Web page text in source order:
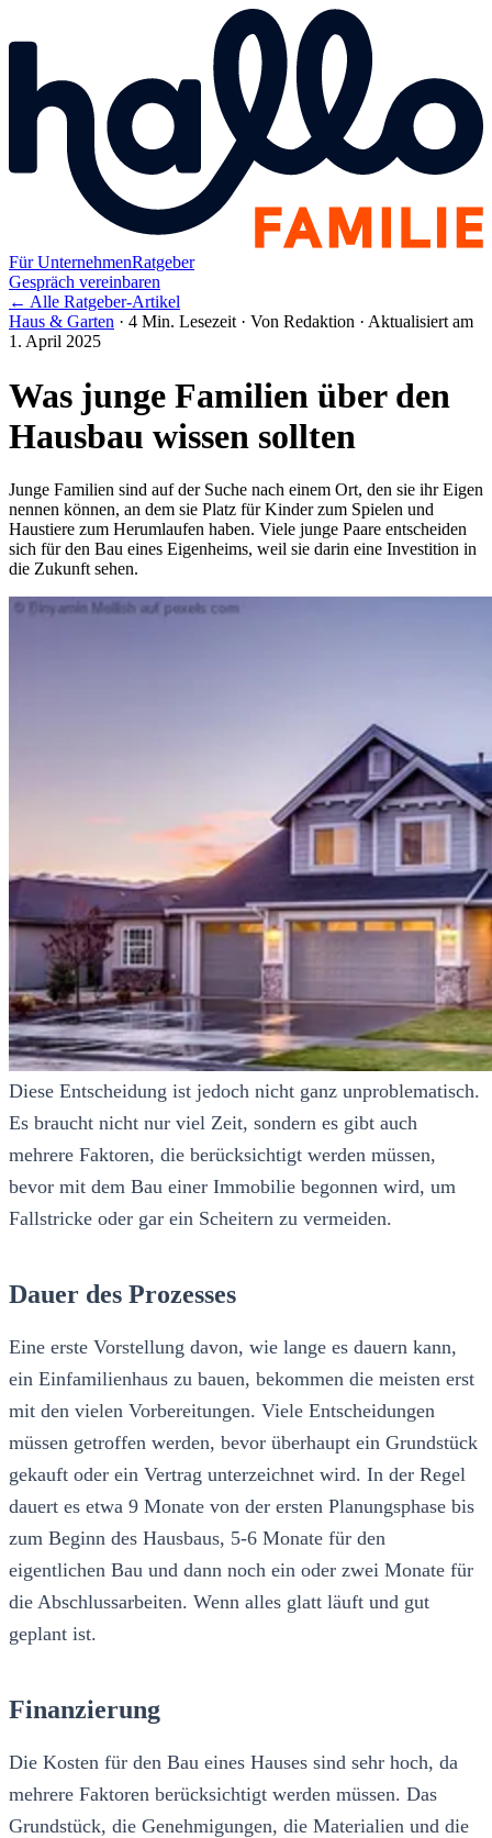
Für UnternehmenRatgeber
Gespräch vereinbaren
← Alle Ratgeber-Artikel
Haus & Garten · 4 Min. Lesezeit · Von Redaktion · Aktualisiert am
1. April 2025
Was junge Familien über den
Hausbau wissen sollten
Junge Familien sind auf der Suche nach einem Ort, den sie ihr Eigen
nennen können, an dem sie Platz für Kinder zum Spielen und
Haustiere zum Herumlaufen haben. Viele junge Paare entscheiden
sich für den Bau eines Eigenheims, weil sie darin eine Investition in
die Zukunft sehen.
Diese Entscheidung ist jedoch nicht ganz unproblematisch.
Es braucht nicht nur viel Zeit, sondern es gibt auch
mehrere Faktoren, die berücksichtigt werden müssen,
bevor mit dem Bau einer Immobilie begonnen wird, um
Fallstricke oder gar ein Scheitern zu vermeiden.
Dauer des Prozesses
Eine erste Vorstellung davon, wie lange es dauern kann,
ein Einfamilienhaus zu bauen, bekommen die meisten erst
mit den vielen Vorbereitungen. Viele Entscheidungen
müssen getroffen werden, bevor überhaupt ein Grundstück
gekauft oder ein Vertrag unterzeichnet wird. In der Regel
dauert es etwa 9 Monate von der ersten Planungsphase bis
zum Beginn des Hausbaus, 5-6 Monate für den
eigentlichen Bau und dann noch ein oder zwei Monate für
die Abschlussarbeiten. Wenn alles glatt läuft und gut
geplant ist.
Finanzierung
Die Kosten für den Bau eines Hauses sind sehr hoch, da
mehrere Faktoren berücksichtigt werden müssen. Das
Grundstück, die Genehmigungen, die Materialien und die